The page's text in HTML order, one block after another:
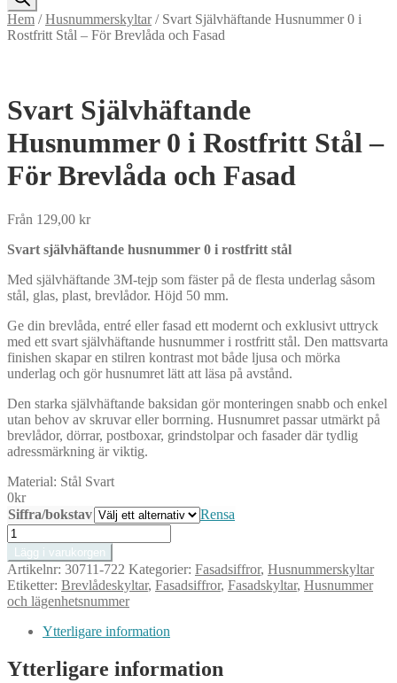
Hem /Husnummerskyltar/ Svart Självhäftande Husnummer 0 i
Rostfritt Stål – För Brevlåda och Fasad
Svart Självhäftande
Husnummer 0 i Rostfritt Stål –
För Brevlåda och Fasad
Från 129,00 kr
Svart självhäftande husnummer 0 i rostfritt stål
Med självhäftande 3M-tejp som fäster på de flesta underlag såsom
stål, glas, plast, brevlådor. Höjd 50 mm.
Ge din brevlåda, entré eller fasad ett modernt och exklusivt uttryck
med ett svart självhäftande husnummer i rostfritt stål. Den mattsvarta
finishen skapar en stilren kontrast mot både ljusa och mörka
underlag och gör husnumret lätt att läsa på avstånd.
Den starka självhäftande baksidan gör monteringen snabb och enkel
utan behov av skruvar eller borrning. Husnumret passar utmärkt på
brevlådor, dörrar, postboxar, grindstolpar och fasader där tydlig
adressmärkning är viktig.
Material: Stål Svart
0kr
Siffra/bokstav
Rensa
Svart
Självhäftande
Husnummer
0
i
Rostfritt
För
Brevlåda
Lägg i varukorgen
Artikelnr: 30711-722 Kategorier: Fasadsiffror, Husnummerskyltar
Etiketter: Brevlådeskyltar, Fasadsiffror, Fasadskyltar, Husnummer
och lägenhetsnummer
Ytterligare information
Ytterligare information